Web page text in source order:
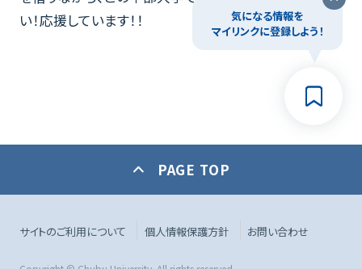
い！応援しています！！
気になる情報を
マイリンクに登録しよう！
PAGE TOP
サイトのご利用について 個人情報保護方針 お問い合わせ